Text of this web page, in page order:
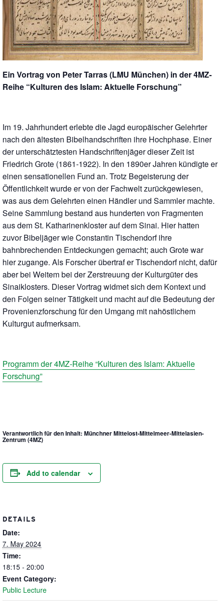
Ein Vortrag von Peter Tarras (LMU München) in der 4MZ-
Reihe “Kulturen des Islam: Aktuelle Forschung”
Im 19. Jahrhundert erlebte die Jagd europäischer Gelehrter
nach den ältesten Bibelhandschriften ihre Hochphase. Einer
der unterschätztesten Handschriftenjäger dieser Zeit ist
Friedrich Grote (1861-1922). In den 1890er Jahren kündigte er
einen sensationellen Fund an. Trotz Begeisterung der
Öffentlichkeit wurde er von der Fachwelt zurückgewiesen,
was aus dem Gelehrten einen Händler und Sammler machte.
Seine Sammlung bestand aus hunderten von Fragmenten
aus dem St. Katharinenkloster auf dem Sinai. Hier hatten
zuvor Bibeljäger wie Constantin Tischendorf ihre
bahnbrechenden Entdeckungen gemacht; auch Grote war
hier zugange. Als Forscher übertraf er Tischendorf nicht, dafür
aber bei Weitem bei der Zerstreuung der Kulturgüter des
Sinaiklosters. Dieser Vortrag widmet sich dem Kontext und
den Folgen seiner Tätigkeit und macht auf die Bedeutung der
Provenienzforschung für den Umgang mit nahöstlichem
Kulturgut aufmerksam.
Programm der 4MZ-Reihe “Kulturen des Islam: Aktuelle
Forschung”
Verantwortlich für den Inhalt: Münchner Mittelost-Mittelmeer-Mittelasien-
Zentrum (4MZ)
Add to calendar
DETAILS
Date:
7. May 2024
Time:
18:15 - 20:00
Event Category:
Public Lecture